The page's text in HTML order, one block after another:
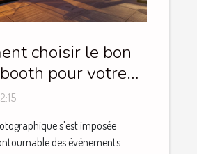
choisir le bon
pour votre
spécial
s'est imposée
des événements